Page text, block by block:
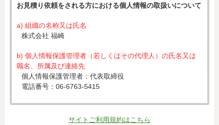
お見積り依頼をされる方における個人情報の取扱いについて
a) 組織の名称又は氏名
株式会社 福崎
b) 個人情報保護管理者（若しくはその代理人）の氏名又は
職名、所属及び連絡先
個人情報保護管理者：代表取締役
電話番号：06-6763-5415
c) 個人情報の利用目的
入力された個人情報は、お見積り依頼への対応のために利
サイトご利用規約はこちら